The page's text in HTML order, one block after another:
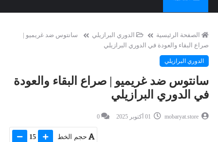
الصفحة الرئيسية الدوري البرازيلي
سانتوس ضد غريميو |
صراع البقاء والعودة في الدوري البرازيلي
الدوري البرازيلي
سانتوس ضد غريميو | صراع البقاء والعودة
في الدوري البرازيلي
mobaryat.store
0
حجم الخط 15